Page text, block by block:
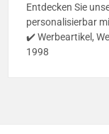
Entdecken Sie
personalisierbar
✔️ Werbeartikel,
1998